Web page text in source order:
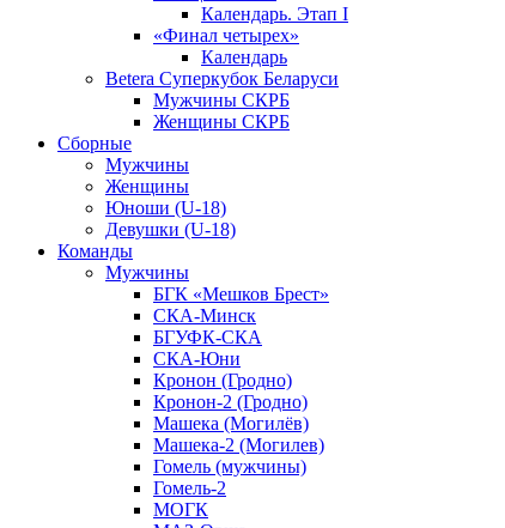
Календарь. Этап I
«Финал четырех»
Календарь
Betera Суперкубок Беларуси
Мужчины СКРБ
Женщины СКРБ
Сборные
Мужчины
Женщины
Юноши (U-18)
Девушки (U-18)
Команды
Мужчины
БГК «Мешков Брест»
СКА-Минск
БГУФК-СКА
СКА-Юни
Кронон (Гродно)
Кронон-2 (Гродно)
Машека (Могилёв)
Машека-2 (Могилев)
Гомель (мужчины)
Гомель-2
МОГК